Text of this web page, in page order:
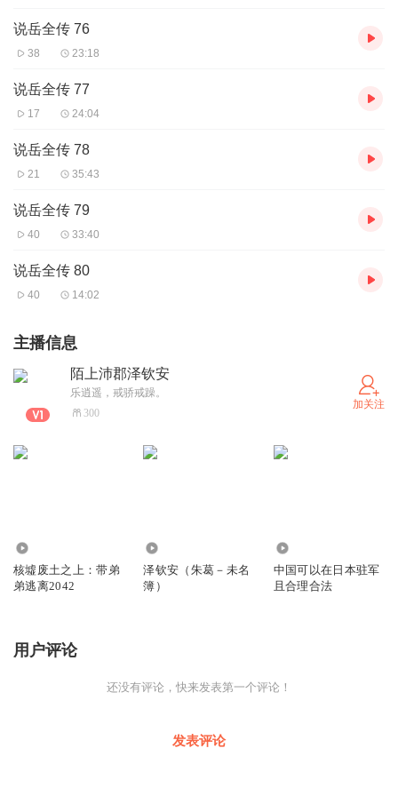
小说从岳飞的出世开始叙述，经历水淹岳家庄、与王贵
赴京考武举，拜见宗泽，与杨再兴、罗延庆比武，周三畏赠
湛卢宝剑，枪挑小梁王柴桂。宗泽平叛踹营，岳飞等相助，
红罗山施全、赵云、周通等人的出现，都是小说中的重要情
节。小说后半部分讲述了岳飞死后，其子岳雷继续抗击北方
的篇章结构巧妙、情节曲折动人、人物形象生动多姿，被誉
为经典之作。它不仅丰富了中国古典小说的艺术宝库，也对
再现，也是对那个时代英雄主义的颂扬，通过钱彩和金丰的
文笔，读者可以窥见宋代的历史风云和民族英雄的光辉形
说岳全传 76
38 23:18
说岳全传 77
17 24:04
说岳全传 78
21 35:43
说岳全传 79
40 33:40
说岳全传 80
40 14:02
主播信息
陌上沛郡泽钦安
乐逍遥，戒骄戒躁。
300
加关注
核墟废土之上：带弟
弟逃离2042
泽钦安（朱葛－未名
簿）
中国可以在日本驻军
且合理合法
用户评论
还没有评论，快来发表第一个评论！
发表评论